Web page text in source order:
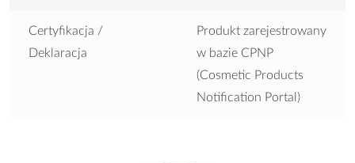
Certyfikacja /
Deklaracja
Produkt zarejestrowany
w bazie CPNP
(Cosmetic Products
Notification Portal)